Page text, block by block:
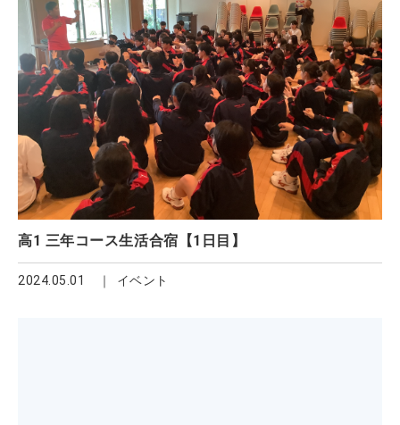
高1 三年コース生活合宿【1日目】
2024.05.01 イベント